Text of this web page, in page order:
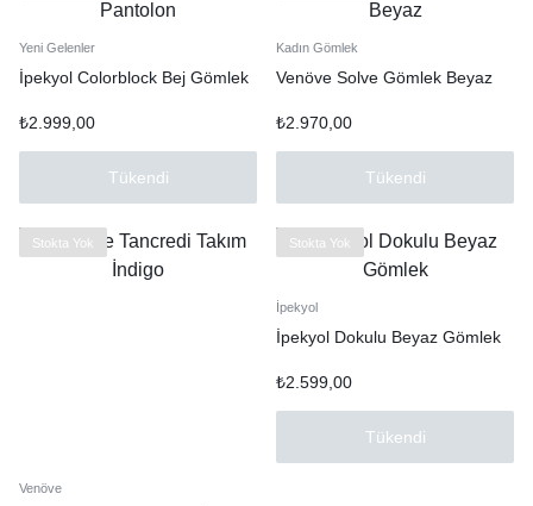
Yeni Gelenler
İpekyol Colorblock Bej Gömlek
₺2.999,00
Tükendi
Kadın Gömlek
Venöve Solve Gömlek Beyaz
₺2.970,00
Tükendi
Stokta Yok
Venöve
Stokta Yok
İpekyol
İpekyol Dokulu Beyaz Gömlek
₺2.599,00
Tükendi